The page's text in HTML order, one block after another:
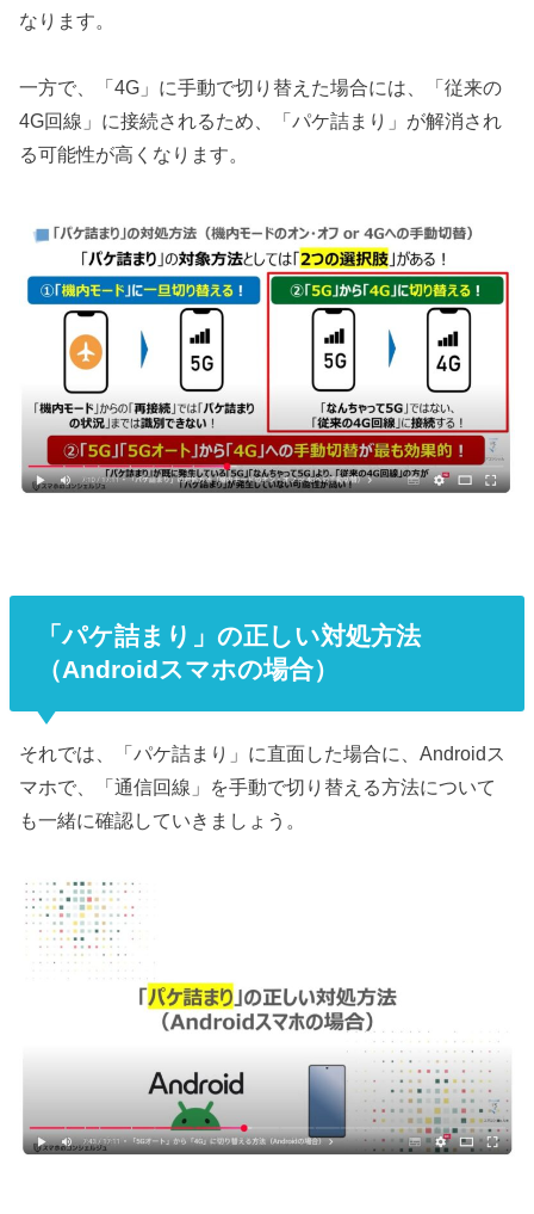
なります。
一方で、「4G」に手動で切り替えた場合には、「従来の
4G回線」に接続されるため、「パケ詰まり」が解消され
る可能性が高くなります。
「パケ詰まり」の正しい対処方法
（Androidスマホの場合）
それでは、「パケ詰まり」に直面した場合に、Androidス
マホで、「通信回線」を手動で切り替える方法について
も一緒に確認していきましょう。